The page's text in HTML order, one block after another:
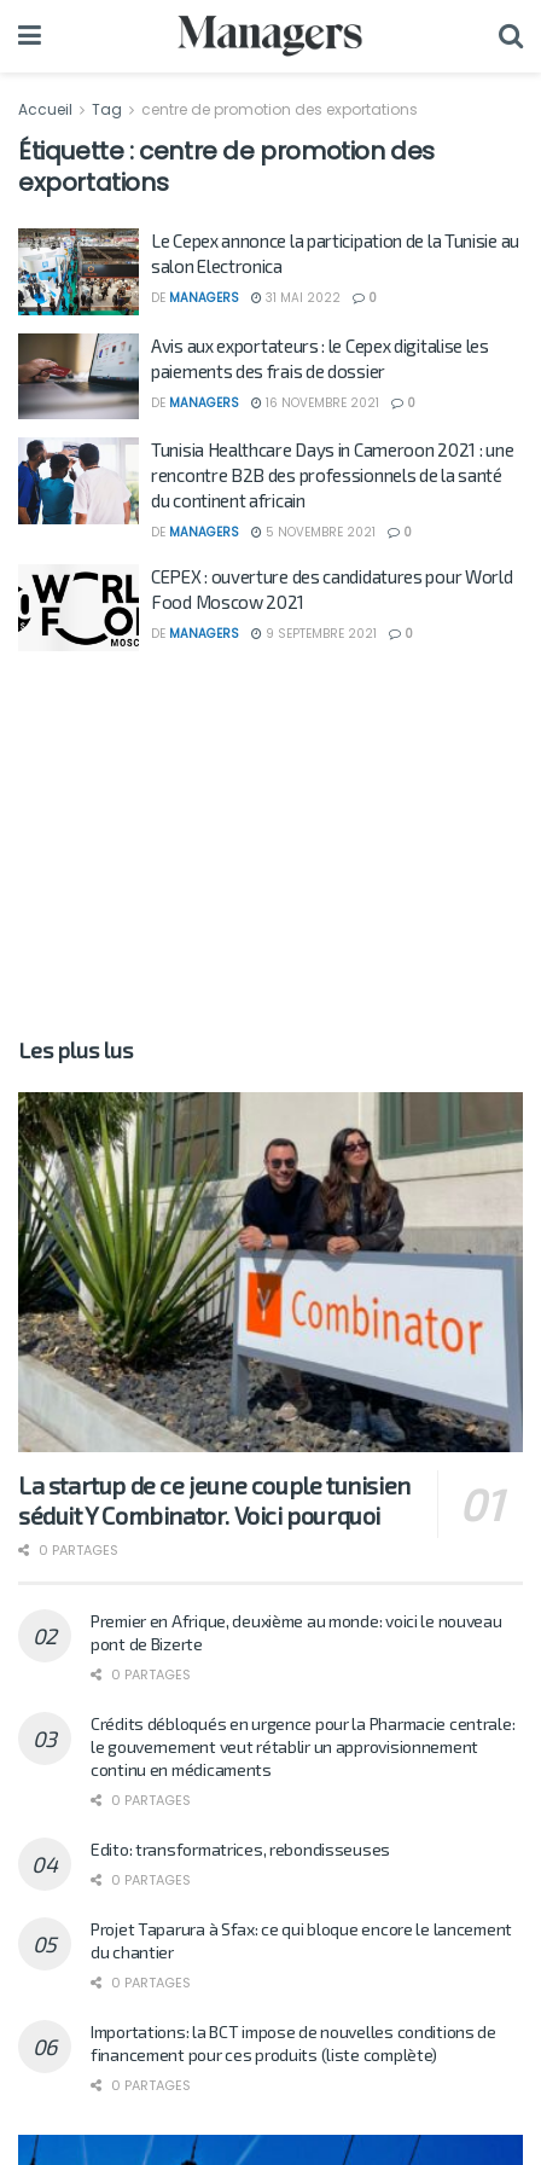
Accueil Tag centre de promotion des exportations
Étiquette :centre de promotion des
exportations
Le Cepex annonce la participation de la Tunisie au
salon Electronica
DE MANAGERS 31 MAI 2022 0
Avis aux exportateurs : le Cepex digitalise les
paiements des frais de dossier
DE MANAGERS 16 NOVEMBRE 2021 0
Tunisia Healthcare Days in Cameroon 2021 : une
rencontre B2B des professionnels de la santé
du continent africain
DE MANAGERS 5 NOVEMBRE 2021 0
CEPEX : ouverture des candidatures pour World
Food Moscow 2021
DE MANAGERS 9 SEPTEMBRE 2021 0
Les plus lus
La startup de ce jeune couple tunisien
séduit Y Combinator. Voici pourquoi
0 PARTAGES
Premier en Afrique, deuxième au monde: voici le nouveau
pont de Bizerte
0 PARTAGES
Crédits débloqués en urgence pour la Pharmacie centrale:
le gouvernement veut rétablir un approvisionnement
continu en médicaments
0 PARTAGES
Edito: transformatrices, rebondisseuses
0 PARTAGES
Projet Taparura à Sfax: ce qui bloque encore le lancement
du chantier
0 PARTAGES
Importations: la BCT impose de nouvelles conditions de
financement pour ces produits (liste complète)
0 PARTAGES